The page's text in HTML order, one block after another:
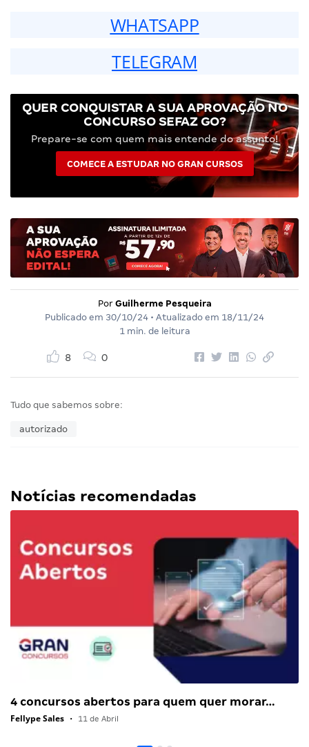
WHATSAPP
TELEGRAM
QUER CONQUISTAR A SUA APROVAÇÃO NO
CONCURSO SEFAZ GO?
Prepare-se com quem mais entende do assunto!
COMECE A ESTUDAR NO GRAN CURSOS
Por Guilherme Pesqueira
Publicado em 30/10/24 • Atualizado em 18/11/24
1 min. de leitura
8 0
Tudo que sabemos sobre:
autorizado
Notícias recomendadas
4 concursos abertos para quem quer morar…
Fellype Sales • 11 de Abril